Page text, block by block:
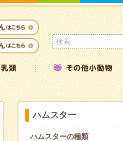
ハムスター
ハムスターの種類